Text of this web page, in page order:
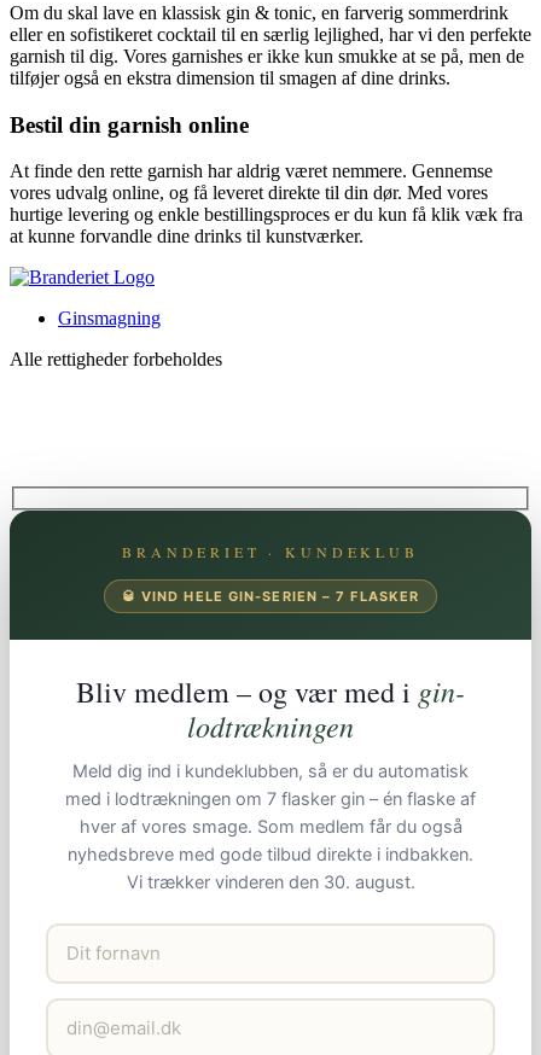
Om du skal lave en klassisk gin & tonic, en farverig sommerdrink
eller en sofistikeret cocktail til en særlig lejlighed, har vi den perfekte
garnish til dig. Vores garnishes er ikke kun smukke at se på, men de
tilføjer også en ekstra dimension til smagen af dine drinks.
Bestil din garnish online
At finde den rette garnish har aldrig været nemmere. Gennemse
vores udvalg online, og få leveret direkte til din dør. Med vores
hurtige levering og enkle bestillingsproces er du kun få klik væk fra
at kunne forvandle dine drinks til kunstværker.
Ginsmagning
Alle rettigheder forbeholdes
BRANDERIET · KUNDEKLUB
🥃 VIND HELE GIN-SERIEN – 7 FLASKER
Bliv medlem – og vær med i gin-
lodtrækningen
Meld dig ind i kundeklubben, så er du automatisk
med i lodtrækningen om 7 flasker gin – én flaske af
hver af vores smage. Som medlem får du også
nyhedsbreve med gode tilbud direkte i indbakken.
Vi trækker vinderen den 30. august.